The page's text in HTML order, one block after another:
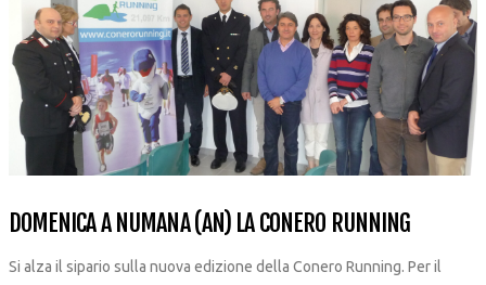
DOMENICA A NUMANA (AN) LA CONERO RUNNING
Si alza il sipario sulla nuova edizione della Conero Running. Per il